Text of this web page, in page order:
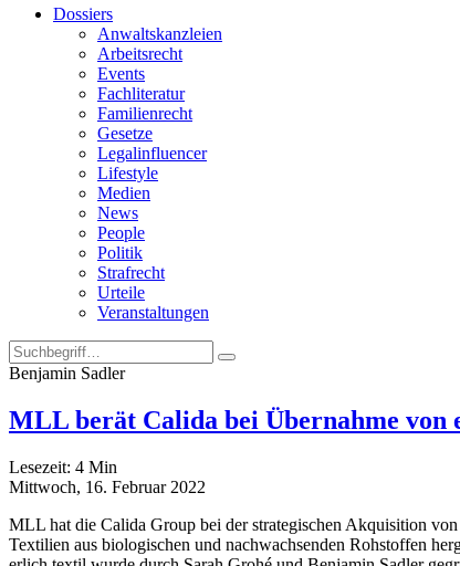
Dossiers
Anwaltskanzleien
Arbeitsrecht
Events
Fachliteratur
Familienrecht
Gesetze
Legalinfluencer
Lifestyle
Medien
News
People
Politik
Strafrecht
Urteile
Veranstaltungen
Benjamin Sadler
MLL berät Calida bei Übernahme von
Lesezeit: 4 Min
Mittwoch, 16. Februar 2022
MLL hat die Calida Group bei der strategischen Akquisition
Textilien aus biologischen und nachwachsenden Rohstoffen